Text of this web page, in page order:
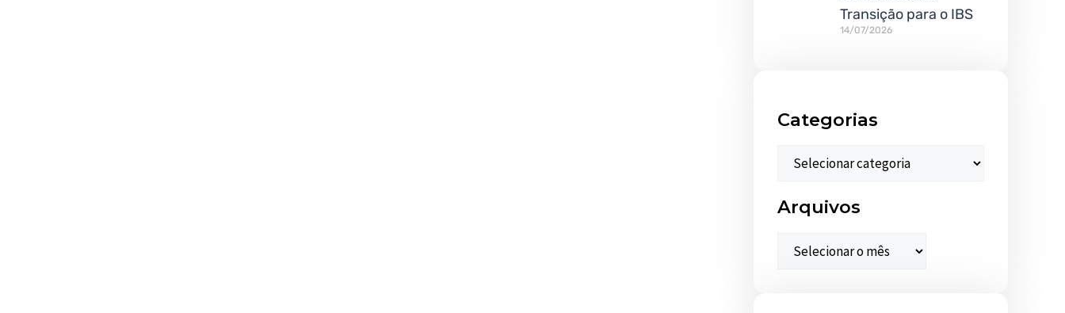
Transição para o IBS
14/07/2026
Categorias
Arquivos